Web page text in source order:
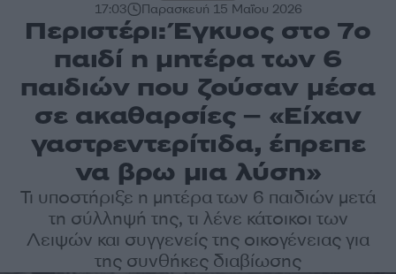
17:03 Παρασκευή 15 Μαΐου 2026
Περιστέρι: Έγκυος στο 7ο
παιδί η μητέρα των 6
παιδιών που ζούσαν μέσα
σε ακαθαρσίες – «Είχαν
γαστρεντερίτιδα, έπρεπε
να βρω μια λύση»
Τι υποστήριξε η μητέρα των 6 παιδιών μετά
τη σύλληψή της, τι λένε κάτοικοι των
Λειψών και συγγενείς της οικογένειας για
της συνθήκες διαβίωσης